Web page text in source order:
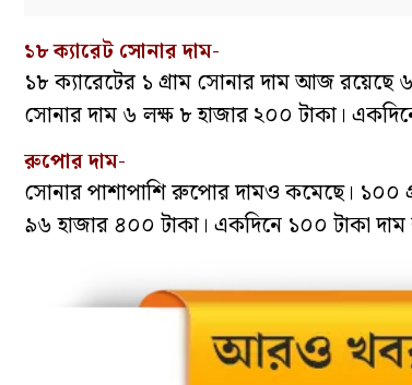
১৮ ক্যারেট সোনার দাম-
১৮ ক্যারেটের ১ গ্রাম সোনার দাম আজ রয়েছে
সোনার দাম ৬ লক্ষ ৮ হাজার ২০০ টাকা।
রুপোর দাম-
সোনার পাশাপাশি রুপোর দামও কমেছে।
৯৬ হাজার ৪০০ টাকা। একদিনে ১০০ টাকা